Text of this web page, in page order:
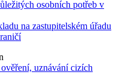
osobních potřeb v
na zastupitelském úřadu
uznávání cizích